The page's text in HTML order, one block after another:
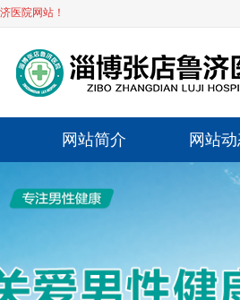
医院网站！
网站简介 网站